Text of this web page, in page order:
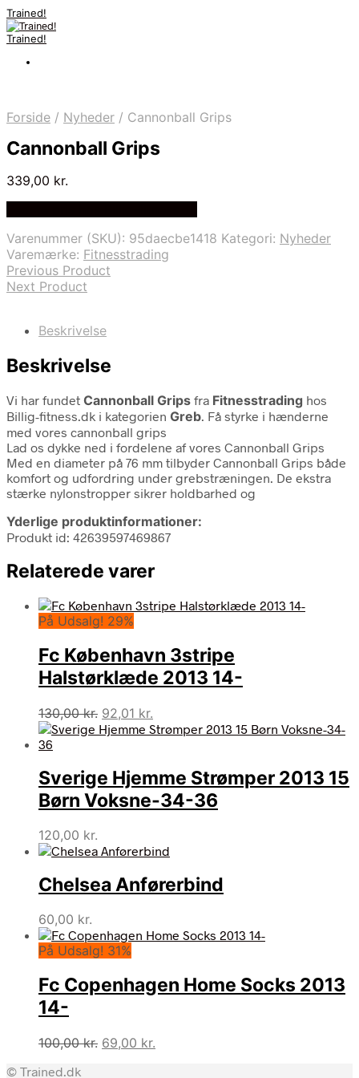
Trained!
Trained!
Forside / Nyheder / Cannonball Grips
Cannonball Grips
339,00 kr.
Varenummer (SKU): 95daecbe1418 Kategori: Nyheder
Varemærke: Fitnesstrading
Previous Product
Next Product
Beskrivelse
Beskrivelse
Vi har fundet Cannonball Grips fra Fitnesstrading hos
Billig-fitness.dk i kategorien Greb. Få styrke i hænderne
med vores cannonball grips
Lad os dykke ned i fordelene af vores Cannonball Grips
Med en diameter på 76 mm tilbyder Cannonball Grips både
komfort og udfordring under grebstræningen. De ekstra
stærke nylonstropper sikrer holdbarhed og
Yderlige produktinformationer:
Produkt id: 42639597469867
Relaterede varer
På Udsalg! 29%
Fc København 3stripe
Halstørklæde 2013 14-
130,00kr. Den
oprindelige
130,00 kr..
92,01 kr.
aktuelle
92,01 kr..
Sverige Hjemme Strømper 2013 15
Børn Voksne-34-36
120,00 kr.
Chelsea Anførerbind
60,00 kr.
På Udsalg! 31%
Fc Copenhagen Home Socks 2013
14-
100,00kr. Den
69,00 kr.
© Trained.dk